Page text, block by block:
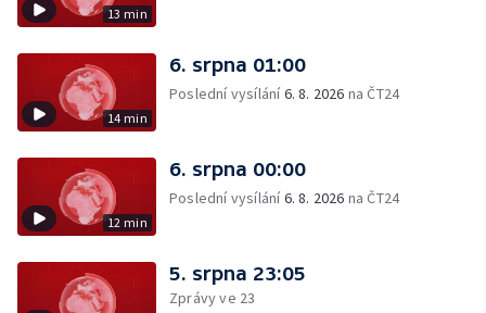
13 min
14 min
6. srpna 01:00
Poslední vysílání6. 8. 2026 na ČT24
12 min
6. srpna 00:00
Poslední vysílání6. 8. 2026 na ČT24
5. srpna 23:05
Zprávy ve 23